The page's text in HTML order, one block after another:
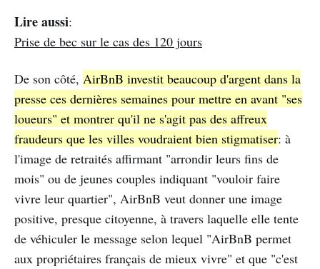
Lire aussi:
Prise de bec sur le cas des 120 jours
De son côté, AirBnB investit beaucoup d'argent dans la
presse ces dernières semaines pour mettre en avant "ses
loueurs" et montrer qu'il ne s'agit pas des affreux
fraudeurs que les villes voudraient bien stigmatiser: à
l'image de retraités affirmant "arrondir leurs fins de
mois" ou de jeunes couples indiquant "vouloir faire
vivre leur quartier", AirBnB veut donner une image
positive, presque citoyenne, à travers laquelle elle tente
de véhiculer le message selon lequel "AirBnB permet
aux propriétaires français de mieux vivre" et que "c'est